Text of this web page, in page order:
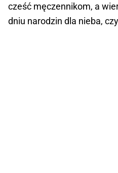
cześć męczennikom, a
dniu narodzin dla nieba,